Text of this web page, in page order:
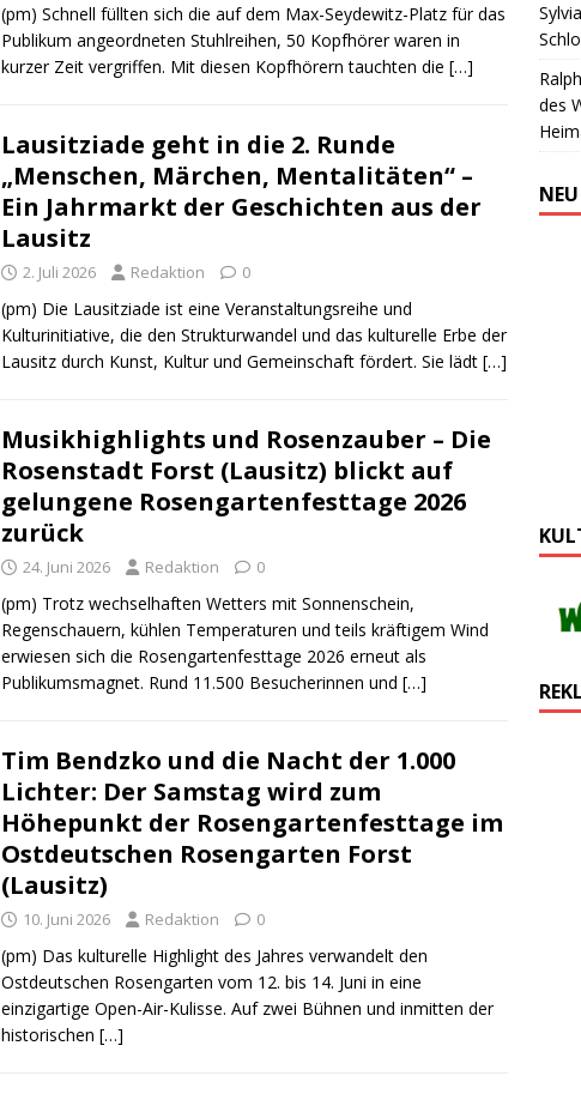
(pm) Schnell füllten sich die auf dem Max-Seydewitz-Platz für das
Publikum angeordneten Stuhlreihen, 50 Kopfhörer waren in
kurzer Zeit vergriffen. Mit diesen Kopfhörern tauchten die […]
Lausitziade geht in die 2. Runde
„Menschen, Märchen, Mentalitäten“ –
Ein Jahrmarkt der Geschichten aus der
Lausitz
2. Juli 2026 Redaktion 0
(pm) Die Lausitziade ist eine Veranstaltungsreihe und
Kulturinitiative, die den Strukturwandel und das kulturelle Erbe der
Lausitz durch Kunst, Kultur und Gemeinschaft fördert. Sie lädt […]
Musikhighlights und Rosenzauber – Die
Rosenstadt Forst (Lausitz) blickt auf
gelungene Rosengartenfesttage 2026
zurück
24. Juni 2026 Redaktion 0
(pm) Trotz wechselhaften Wetters mit Sonnenschein,
Regenschauern, kühlen Temperaturen und teils kräftigem Wind
erwiesen sich die Rosengartenfesttage 2026 erneut als
Publikumsmagnet. Rund 11.500 Besucherinnen und […]
Tim Bendzko und die Nacht der 1.000
Lichter: Der Samstag wird zum
Höhepunkt der Rosengartenfesttage im
Ostdeutschen Rosengarten Forst
(Lausitz)
10. Juni 2026 Redaktion 0
(pm) Das kulturelle Highlight des Jahres verwandelt den
Ostdeutschen Rosengarten vom 12. bis 14. Juni in eine
einzigartige Open-Air-Kulisse. Auf zwei Bühnen und inmitten der
historischen […]
Sylvia
des